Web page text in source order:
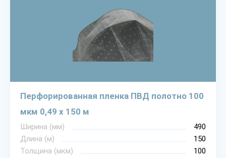
Перфорированная пленка ПВД полотно 100
мкм 0,49 х 150 м
Ширина (мм)
490
Длина (м)
150
Толщина (мкм)
100